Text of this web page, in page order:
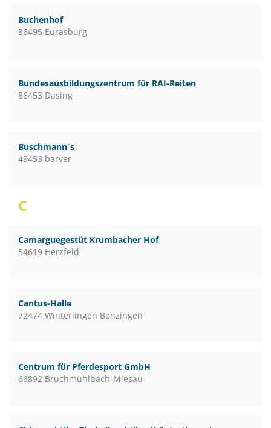
Buchenhof
86495 Eurasburg
Bundesausbildungszentrum für RAI-Reiten
86453 Dasing
Buschmann´s
49453 barver
C
Camarguegestüt Krumbacher Hof
54619 Herzfeld
Cantus-Halle
72474 Winterlingen Benzingen
Centrum für Pferdesport GmbH
66892 Bruchmühlbach-Miesau